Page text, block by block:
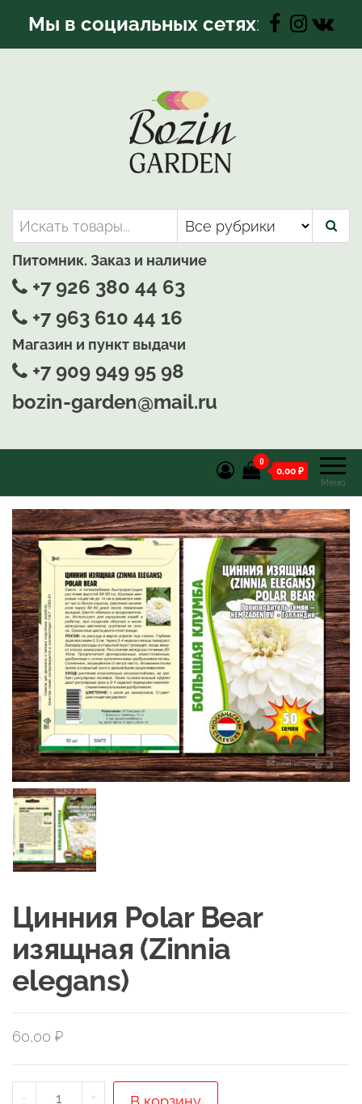
Мы в социальных сетях:
Bozin-Garden | Садовый центр
Садовый центр, Растения
для вашего сада
Питомник. Заказ и наличие
+7 926 380 44 63
+7 963 610 44 16
Магазин и пункт выдачи
+7 909 949 95 98
bozin-garden@mail.ru
Меню
0
0,00 ₽
Цинния Polar Bear
изящная (Zinnia
elegans)
60,00 ₽
-
Количество
+